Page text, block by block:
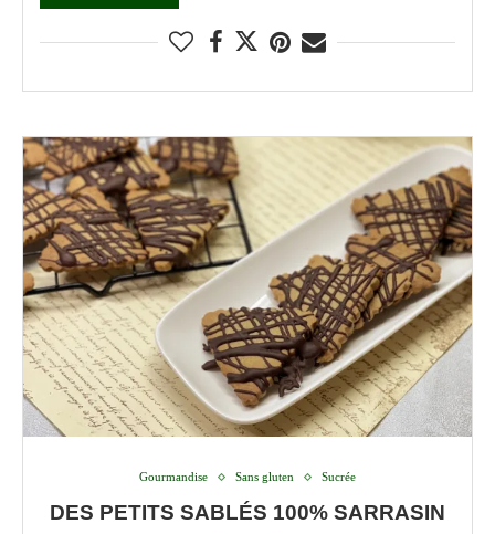
Gourmandise Sans gluten Sucrée
DES PETITS SABLÉS 100% SARRASIN